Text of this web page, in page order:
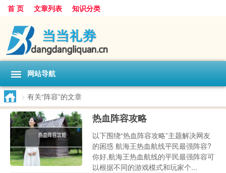
首 页 文章列表 知识分类
网站导航
> 有关“阵容”的文章
热血阵容攻略
以下围绕“热血阵容攻略”主题解决网友
的困惑 航海王热血航线平民最强阵容?
你好,航海王热血航线的平民最强阵容可
以根据不同的游戏模式和玩家个...